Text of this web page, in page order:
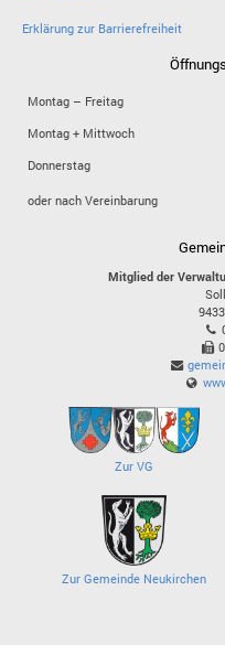
Erklärung zur Barrierefreiheit
Montag – Freitag
Montag + Mittwoch
Donnerstag
oder nach Vereinbarung
Mitglied der
Zur VG
Zur Gemeinde Neukirchen